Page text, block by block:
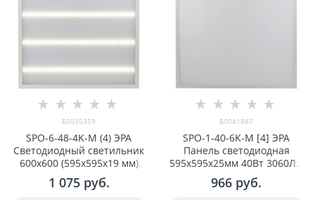
Б0035359
SPO-6-48-4K-M (4) ЭРА
Светодиодный светильник
600х600 (595x595x19 мм)
48Вт 4000К Армстронг,
Матовый Б0035359
1 075 руб.
Б0041887
SPO-1-40-6K-M [4] ЭРА
Панель светодиодная
595x595x25мм 40Вт 3060Лм
6500К матовый арт
Б0041887
966 руб.